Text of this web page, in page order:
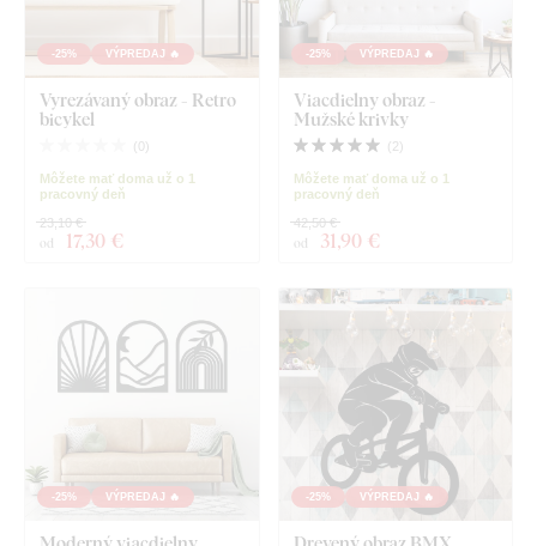
-25% VÝPREDAJ 🔥
Vyrezávaný obraz - Retro
bicykel
( 0)
Môžete mať doma už o 1
pracovný deň
od 17,30 €
23,10 €
-25% VÝPREDAJ 🔥
Viacdielny obraz -
Mužské krivky
( 2)
Môžete mať doma už o 1
pracovný deň
od 31,90 €
42,50 €
-25% VÝPREDAJ 🔥 -25% VÝPREDAJ 🔥